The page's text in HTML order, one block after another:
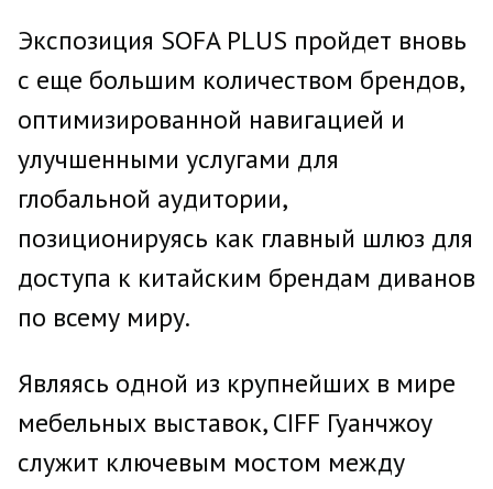
Экспозиция SOFA PLUS пройдет вновь
с еще большим количеством брендов,
оптимизированной навигацией и
улучшенными услугами для
глобальной аудитории,
позиционируясь как главный шлюз для
доступа к китайским брендам диванов
по всему миру.
Являясь одной из крупнейших в мире
мебельных выставок, CIFF Гуанчжоу
служит ключевым мостом между